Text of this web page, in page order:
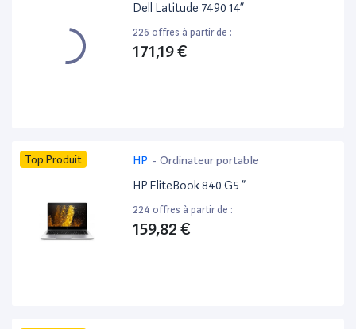
Dell Latitude 7490 14”
226 offres à partir de :
171,19 €
Top Produit HP - Ordinateur portable
HP EliteBook 840 G5 ”
224 offres à partir de :
159,82 €